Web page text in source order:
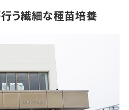
う繊細な種苗培養